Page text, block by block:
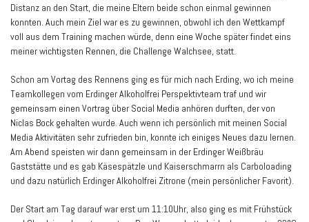
Distanz an den Start, die meine Eltern beide schon einmal gewinnen
konnten. Auch mein Ziel war es zu gewinnen, obwohl ich den Wettkampf
voll aus dem Training machen würde, denn eine Woche später findet eins
meiner wichtigsten Rennen, die Challenge Walchsee, statt.
Schon am Vortag des Rennens ging es für mich nach Erding, wo ich meine
Teamkollegen vom Erdinger Alkoholfrei Perspektivteam traf und wir
gemeinsam einen Vortrag über Social Media anhören durften, der von
Niclas Bock gehalten wurde. Auch wenn ich persönlich mit meinen Social
Media Aktivitäten sehr zufrieden bin, konnte ich einiges Neues dazu lernen.
Am Abend speisten wir dann gemeinsam in der Erdinger Weißbräu
Gaststätte und es gab Käsespätzle und Kaiserschmarrn als Carboloading
und dazu natürlich Erdinger Alkoholfrei Zitrone (mein persönlicher Favorit).
Der Start am Tag darauf war erst um 11:10Uhr, also ging es mit Frühstück